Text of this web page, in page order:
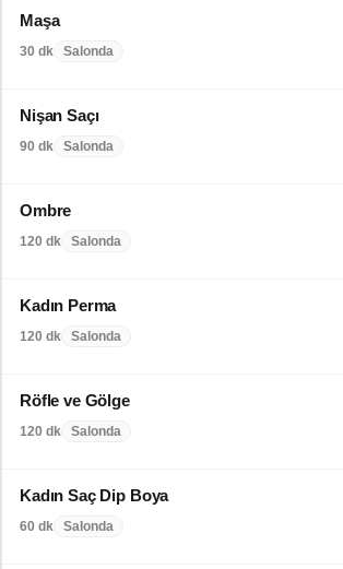
Maşa
30 dk Salonda
Nişan Saçı
90 dk Salonda
Ombre
120 dk Salonda
Kadın Perma
120 dk Salonda
Röfle ve Gölge
120 dk Salonda
Kadın Saç Dip Boya
60 dk Salonda